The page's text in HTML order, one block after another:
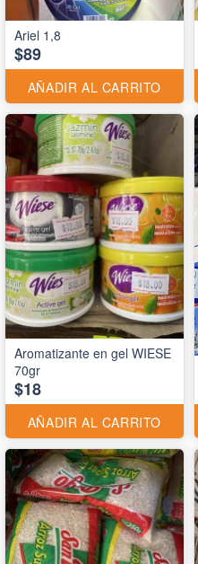
Ariel 1,8
$89
AÑADIR AL CARRITO
Aromatizante en gel WIESE
70gr
$18
AÑADIR AL CARRITO